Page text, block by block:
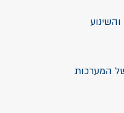
המערכות